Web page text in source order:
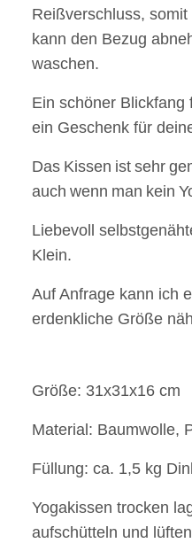
Reißverschluss,
kann den Bezug
waschen.
Ein schöner Blickfang
ein Geschenk für
Das Kissen ist sehr
auch wenn man kein
Liebevoll
Klein.
Auf Anfrage kann ich
erdenkliche Größe
Größe: 31x31x16 cm
Material: Baumwolle,
Füllung: ca. 1,5 kg
Yogakissen trocken
aufschütteln und